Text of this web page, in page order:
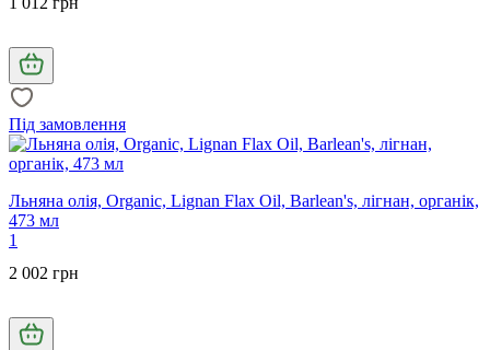
Під замовлення
Льняна олія, Organic, Lignan Flax Oil, Barlean's, лігнан, органік,
473 мл
1
2 002 грн